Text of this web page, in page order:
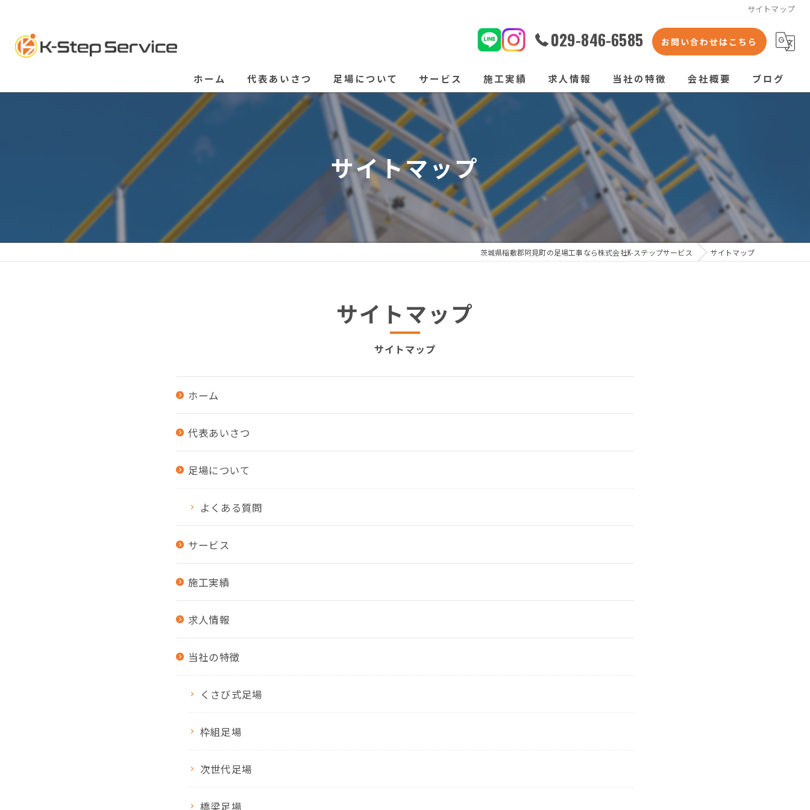
サイトマップ
029-846-6585 お問い合わせはこちら
ホーム 代表あいさつ 足場について
よくある質問
サービス 施工実績 求人情報 当社の特徴
くさび式足場
枠組足場
次世代足場
橋梁足場
仮囲い
会社概要 ブログ
サイトマップ
茨城県稲敷郡阿見町の足場工事なら株式会社K-ステップサービス サイトマップ
サイトマップ
サイトマップ
ホーム
代表あいさつ
足場について
よくある質問
サービス
施工実績
求人情報
当社の特徴
くさび式足場
枠組足場
次世代足場
橋梁足場